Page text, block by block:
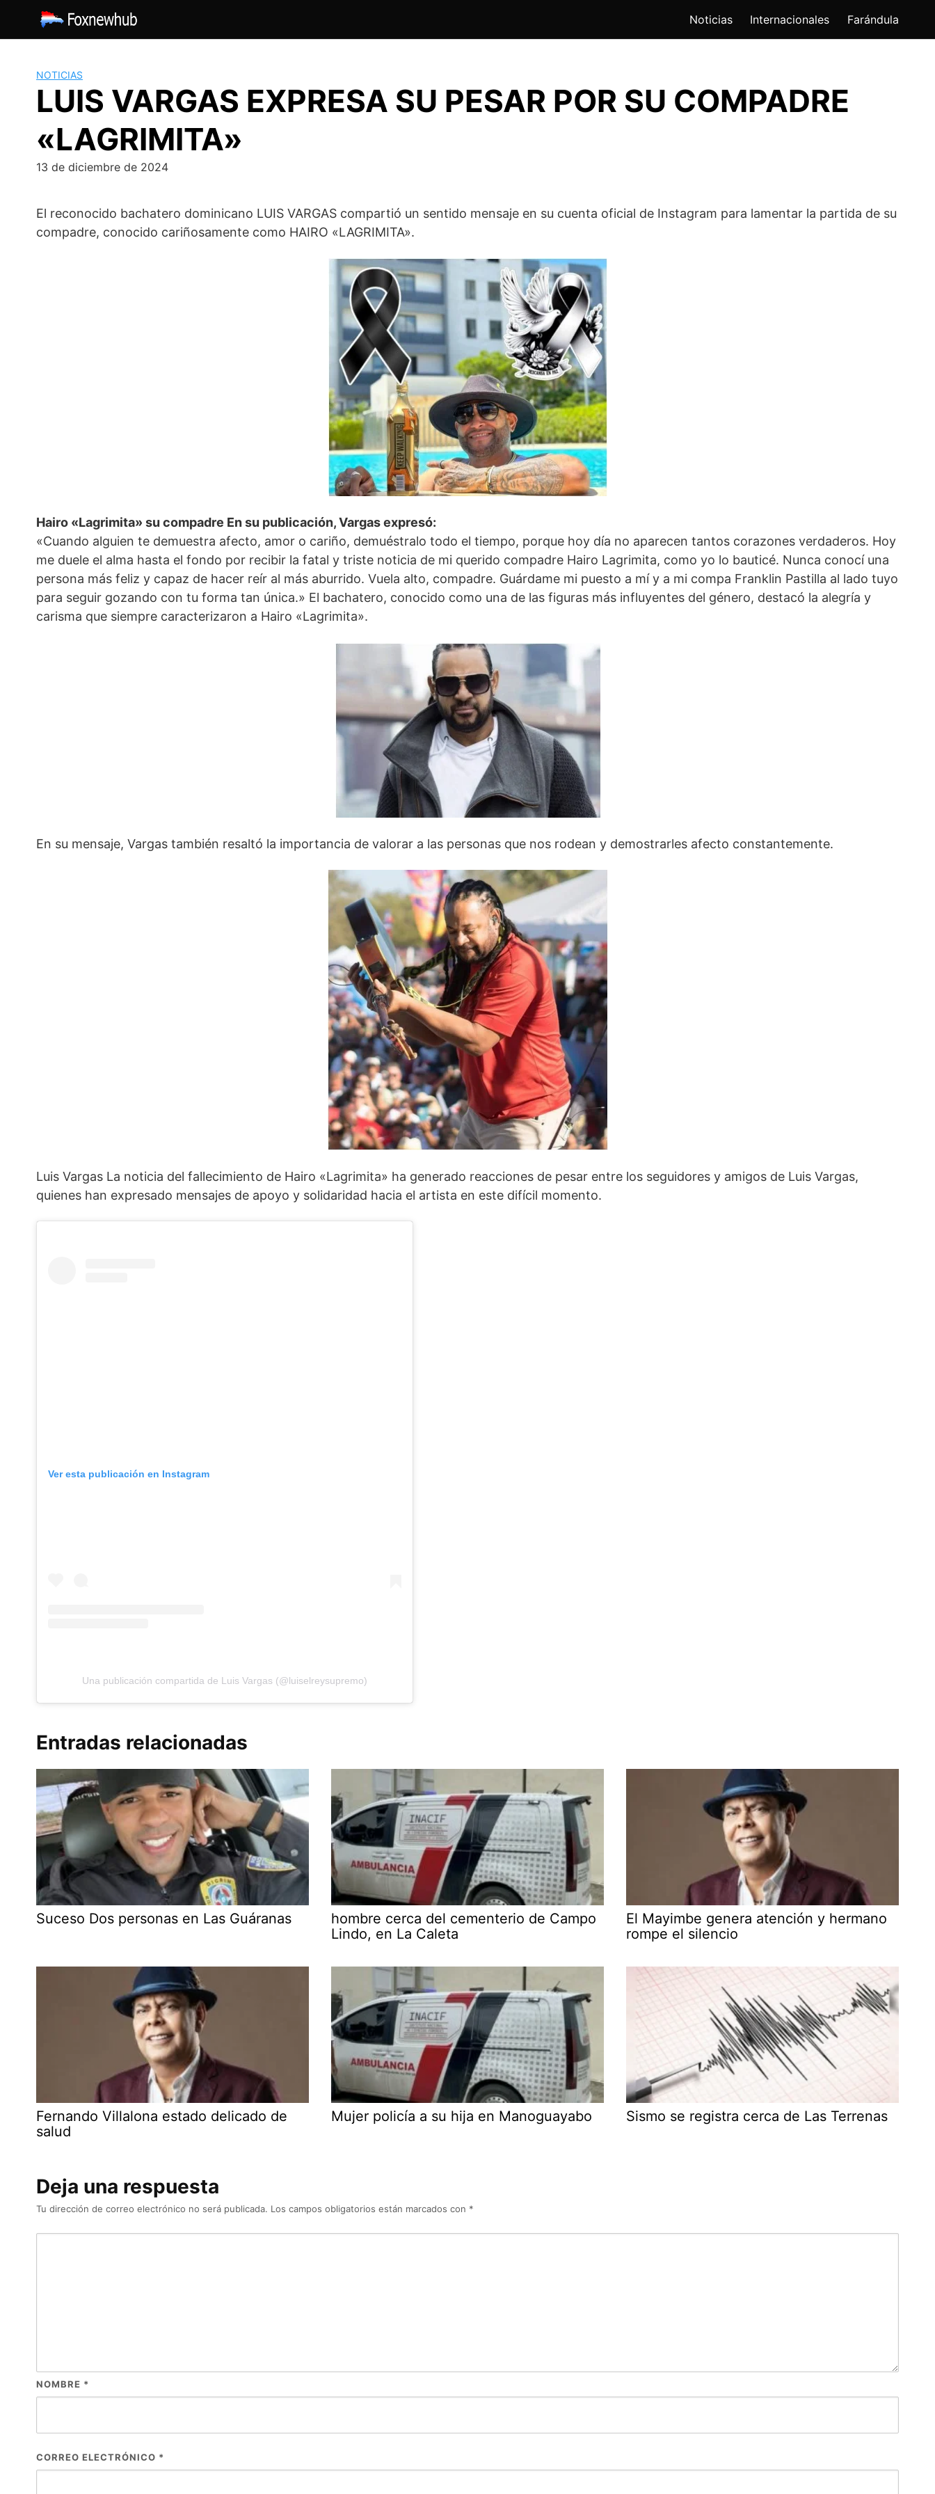
contenido
Noticias Internacionales Farándula
NOTICIAS
LUIS VARGAS EXPRESA SU PESAR POR SU COMPADRE
«LAGRIMITA»
13 de diciembre de 2024
El reconocido bachatero dominicano LUIS VARGAS compartió un sentido mensaje en su cuenta oficial de Instagram para lamentar la partida de su
compadre, conocido cariñosamente como HAIRO «LAGRIMITA».
Hairo «Lagrimita» su compadre En su publicación, Vargas expresó:
«Cuando alguien te demuestra afecto, amor o cariño, demuéstralo todo el tiempo, porque hoy día no aparecen tantos corazones verdaderos. Hoy
me duele el alma hasta el fondo por recibir la fatal y triste noticia de mi querido compadre Hairo Lagrimita, como yo lo bauticé. Nunca conocí una
persona más feliz y capaz de hacer reír al más aburrido. Vuela alto, compadre. Guárdame mi puesto a mí y a mi compa Franklin Pastilla al lado tuyo
para seguir gozando con tu forma tan única.» El bachatero, conocido como una de las figuras más influyentes del género, destacó la alegría y
carisma que siempre caracterizaron a Hairo «Lagrimita».
En su mensaje, Vargas también resaltó la importancia de valorar a las personas que nos rodean y demostrarles afecto constantemente.
Luis Vargas La noticia del fallecimiento de Hairo «Lagrimita» ha generado reacciones de pesar entre los seguidores y amigos de Luis Vargas,
quienes han expresado mensajes de apoyo y solidaridad hacia el artista en este difícil momento.
Ver esta publicación en Instagram
Una publicación compartida de Luis Vargas (@luiselreysupremo)
Entradas relacionadas
Suceso Dos personas en Las Guáranas
hombre cerca del cementerio de Campo
Lindo, en La Caleta
El Mayimbe genera atención y hermano
rompe el silencio
Fernando Villalona estado delicado de
salud
Mujer policía a su hija en Manoguayabo Sismo se registra cerca de Las Terrenas
Deja una respuesta
Tu dirección de correo electrónico no será publicada. Los campos obligatorios están marcados con *
NOMBRE *
CORREO ELECTRÓNICO *